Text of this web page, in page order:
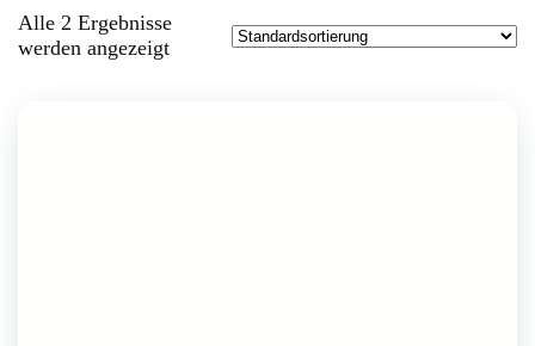
Alle 2 Ergebnisse
werden angezeigt